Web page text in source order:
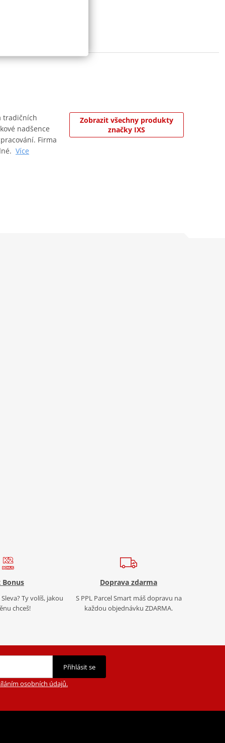
tradičních
nadšence
Firma
Více
Zobrazit všechny produkty
značky IXS
Bonus
Ty volíš, jakou
chceš!
Doprava zdarma
S PPL Parcel Smart máš dopravu na
každou objednávku ZDARMA.
Přihlásit se
osobních údajů.